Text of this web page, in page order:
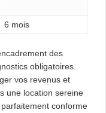
6 mois
des
obligatoires.
vos revenus et
une location sereine
conforme